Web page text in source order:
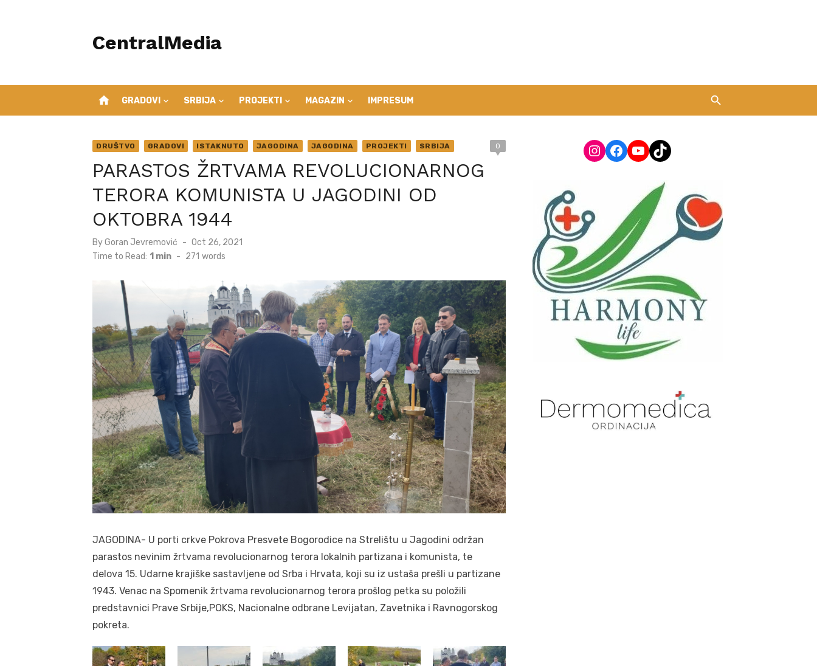
CentralMedia
home GRADOVI SRBIJA PROJEKTI MAGAZIN IMPRESUM
DRUŠTVO GRADOVI ISTAKNUTO JAGODINA JAGODINA PROJEKTI SRBIJA 0
PARASTOS ŽRTVAMA REVOLUCIONARNOG
TERORA KOMUNISTA U JAGODINI OD
OKTOBRA 1944
ByGoran Jevremović
Posted
on
Oct 26, 2021
Time to Read: 1 min - 271 words
JAGODINA- U porti crkve Pokrova Presvete Bogorodice na Strelištu u Jagodini održan
parastos nevinim žrtvama revolucionarnog terora lokalnih partizana i komunista, te
delova 15. Udarne krajiške sastavljene od Srba i Hrvata, koji su iz ustaša prešli u partizane
1943. Venac na Spomenik žrtvama revolucionarnog terora prošlog petka su položili
predstavnici Prave Srbije,POKS, Nacionalne odbrane Levijatan, Zavetnika i Ravnogorskog
pokreta.
Instagram
Facebook
YouTube
TikTok